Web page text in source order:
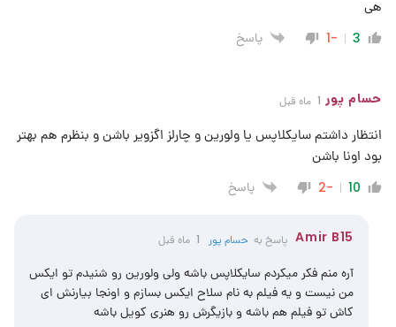
هی
3
-1 پاسخ
حسام پور 1 ماه قبل
انتظار داشتم سایکلاپس یا ولورین و چارلز اگزویر باشن و بنظرم هم بهتر
بود اونا باشن
10
-2 پاسخ
Amir B15 پاسخ به حسام پور 1 ماه قبل
آره منم فکر میکردم سایکلاپس باشه ولی ولورین رو شنیدم تو ایکس
من نیست و یه فیلم به نام سلاح ایکس بسازم و اونجا بیارنش ای
کاش تو فیلم هم باشه و بازیگرش رو هنری کویل باشه